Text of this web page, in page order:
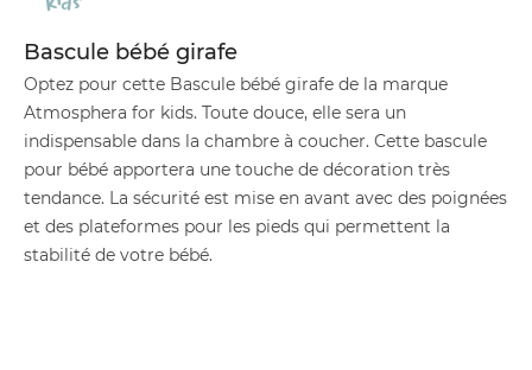
Bascule bébé girafe
Optez pour cette Bascule bébé girafe de la marque
Atmosphera for kids. Toute douce, elle sera un
indispensable dans la chambre à coucher. Cette bascule
pour bébé apportera une touche de décoration très
tendance. La sécurité est mise en avant avec des poignées
et des plateformes pour les pieds qui permettent la
stabilité de votre bébé.